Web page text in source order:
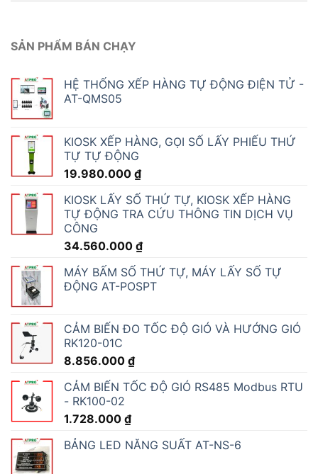
SẢN PHẨM BÁN CHẠY
HỆ THỐNG XẾP HÀNG TỰ ĐỘNG ĐIỆN TỬ -
AT-QMS05
KIOSK XẾP HÀNG, GỌI SỐ LẤY PHIẾU THỨ
TỰ TỰ ĐỘNG
19.980.000 ₫
KIOSK LẤY SỐ THỨ TỰ, KIOSK XẾP HÀNG
TỰ ĐỘNG TRA CỨU THÔNG TIN DỊCH VỤ
CÔNG
34.560.000 ₫
MÁY BẤM SỐ THỨ TỰ, MÁY LẤY SỐ TỰ
ĐỘNG AT-POSPT
CẢM BIẾN ĐO TỐC ĐỘ GIÓ VÀ HƯỚNG GIÓ
RK120-01C
8.856.000 ₫
CẢM BIẾN TỐC ĐỘ GIÓ RS485 Modbus RTU
- RK100-02
1.728.000 ₫
BẢNG LED NĂNG SUẤT AT-NS-6